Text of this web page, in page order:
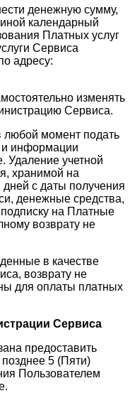
денежную сумму,
календарный
Платных услуг
Сервиса
адресу:
изменять
Сервиса.
любой момент подать
и информации
Удаление учетной
хранимой на
с даты получения
денежные средства,
на Платные
возврату не
в качестве
возврату не
для оплаты платных
Сервиса
предоставить
5 (Пяти)
Пользователем